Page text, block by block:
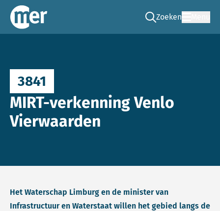
Commissie mer
Zoeken
Ga naar de zoek
3841
MIRT-verkenning Venlo
Vierwaarden
Het Waterschap Limburg en de minister van
Infrastructuur en Waterstaat willen het gebied langs de